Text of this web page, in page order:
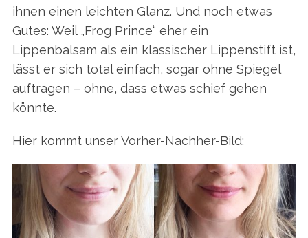
ihnen einen leichten Glanz. Und noch etwas
Gutes: Weil „Frog Prince“ eher ein
Lippenbalsam als ein klassischer Lippenstift ist,
lässt er sich total einfach, sogar ohne Spiegel
auftragen – ohne, dass etwas schief gehen
könnte.
Hier kommt unser Vorher-Nachher-Bild: